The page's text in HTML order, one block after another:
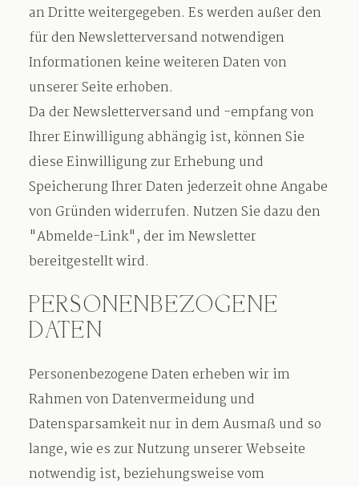
an Dritte weitergegeben. Es werden außer den
für den Newsletterversand notwendigen
Informationen keine weiteren Daten von
unserer Seite erhoben.
Da der Newsletterversand und -empfang von
Ihrer Einwilligung abhängig ist, können Sie
diese Einwilligung zur Erhebung und
Speicherung Ihrer Daten jederzeit ohne Angabe
von Gründen widerrufen. Nutzen Sie dazu den
"Abmelde-Link", der im Newsletter
bereitgestellt wird.
PERSONENBEZOGENE
DATEN
Personenbezogene Daten erheben wir im
Rahmen von Datenvermeidung und
Datensparsamkeit nur in dem Ausmaß und so
lange, wie es zur Nutzung unserer Webseite
notwendig ist, beziehungsweise vom